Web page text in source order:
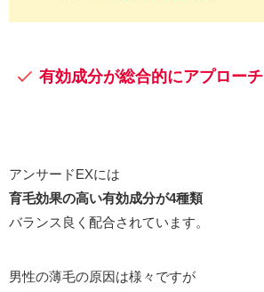
有効成分が総合的にアプローチ
アンサードEXには
育毛効果の高い有効成分が4種類
バランス良く配合されています。
男性の薄毛の原因は様々ですが